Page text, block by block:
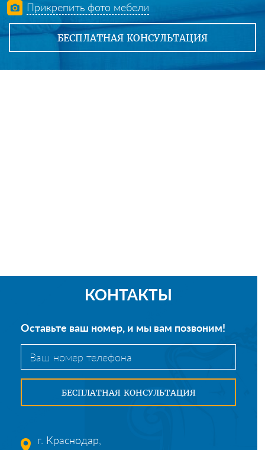
Прикрепить фото мебели
КОНТАКТЫ
Оставьте ваш номер, и мы вам позвоним!
г. Краснодар,